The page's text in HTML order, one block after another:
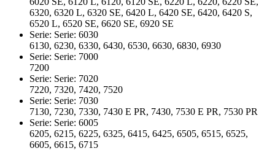
6320, 6320 L, 6320 SE, 6420 L, 6420 SE, 6420, 6420 S,
6520 L, 6520 SE, 6620 SE, 6920 SE
Serie: Serie: 6030
6130, 6230, 6330, 6430, 6530, 6630, 6830, 6930
Serie: Serie: 7000
7200
Serie: Serie: 7020
7220, 7320, 7420, 7520
Serie: Serie: 7030
7130, 7230, 7330, 7430 E PR, 7430, 7530 E PR, 7530 PR
Serie: Serie: 6005
6205, 6215, 6225, 6325, 6415, 6425, 6505, 6515, 6525,
6605, 6615, 6715